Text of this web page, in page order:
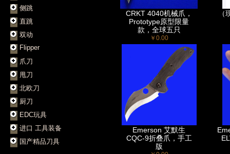
侧跳
直跳
双动
Flipper
爪刀
甩刀
北欧刀
厨刀
EDC玩具
进口 工具装备
国产精品刀具
CRKT 4040机械爪，
Prototype原型限量
款，全球五只
￥0.00
Emerson 艾默生
CQC-9折叠爪，手工
版